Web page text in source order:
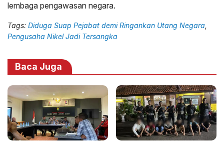
lembaga pengawasan negara.
Tags: Diduga Suap Pejabat demi Ringankan Utang Negara
Pengusaha Nikel Jadi Tersangka
Baca Juga